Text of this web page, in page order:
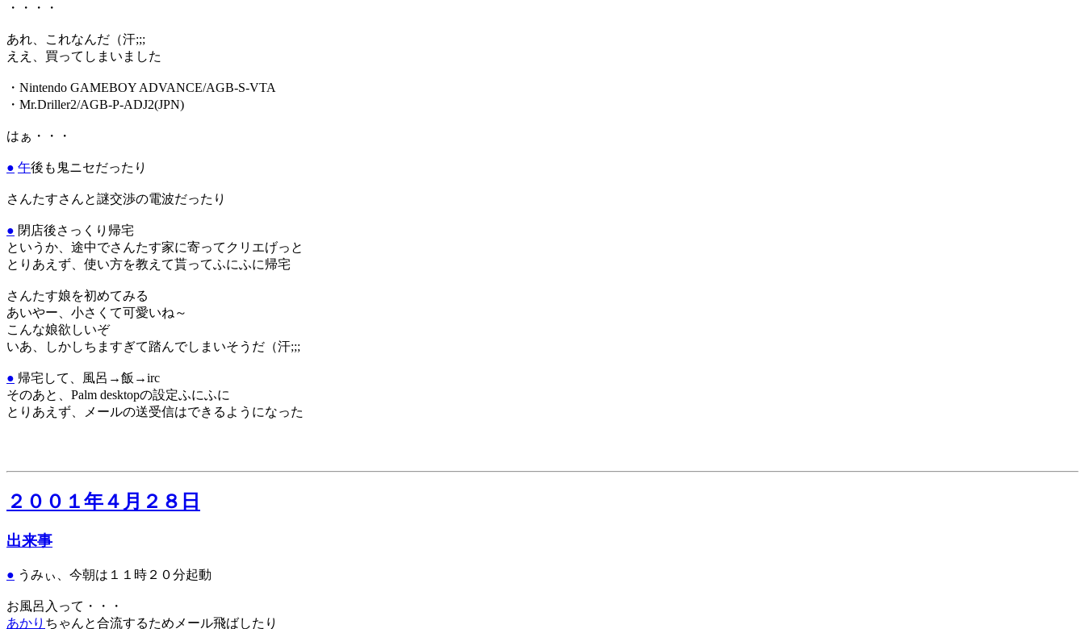
・・・・
あれ、これなんだ（汗;;;
ええ、買ってしまいました
・Nintendo GAMEBOY ADVANCE/AGB-S-VTA
・Mr.Driller2/AGB-P-ADJ2(JPN)
はぁ・・・
● 午後も鬼ニセだったり
さんたすさんと謎交渉の電波だったり
● 閉店後さっくり帰宅
というか、途中でさんたす家に寄ってクリエげっと
とりあえず、使い方を教えて貰ってふにふに帰宅
さんたす娘を初めてみる
あいやー、小さくて可愛いね～
こんな娘欲しいぞ
いあ、しかしちますぎて踏んでしまいそうだ（汗;;;
● 帰宅して、風呂→飯→irc
そのあと、Palm desktopの設定ふにふに
とりあえず、メールの送受信はできるようになった
２００１年４月２８日
出来事
● うみぃ、今朝は１１時２０分起動
お風呂入って・・・
あかり ちゃんと合流するためメール飛ばしたり